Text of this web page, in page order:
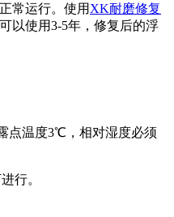
常运行。使用 XK耐磨修复
以使用3-5年，修复后的浮
点温度3℃，相对湿度必须
行。